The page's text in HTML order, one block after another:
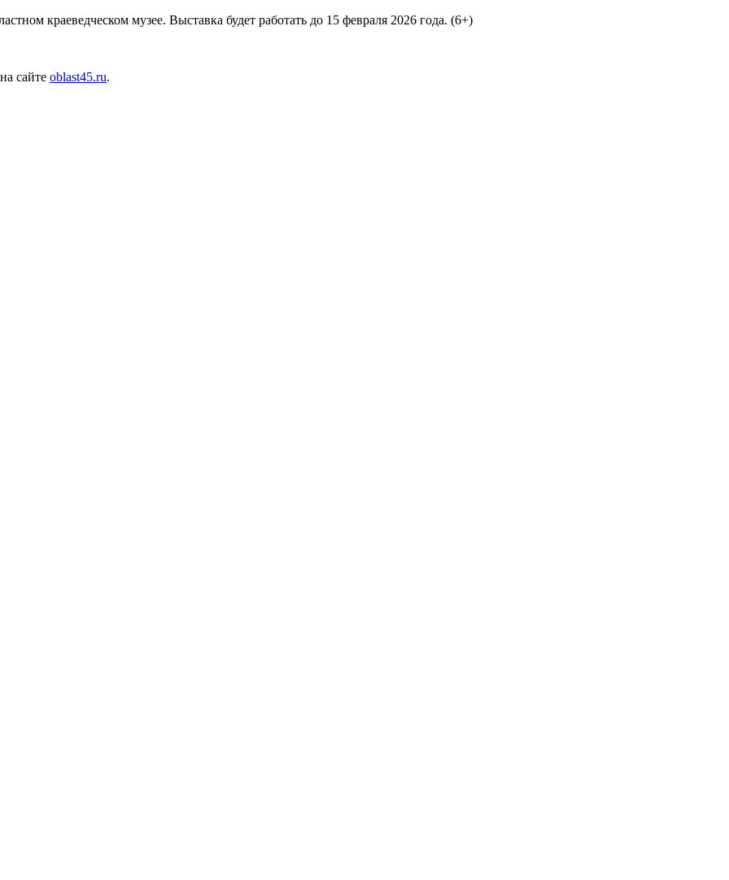
краеведческом музее. Выставка будет работать до 15 февраля 2026 года. (6+)
сайте oblast45.ru.